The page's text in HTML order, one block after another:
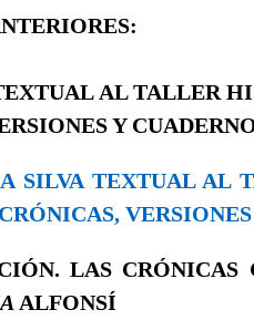
AL TALLER
Y
SILVA TEXTUAL AL
LAS CRÓNICAS
ALFONSÍ